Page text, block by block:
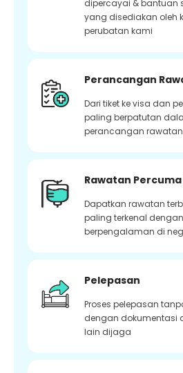
dipercayai & bantuan
yang disediakan oleh
perubatan kami
Perancangan
Dari tiket ke visa dan
paling berpatutan
perancangan rawatan
Rawatan Percuma
Dapatkan rawatan
paling terkenal
berpengalaman di
Pelepasan
Proses pelepasan
dengan dokumentasi
lain dijaga